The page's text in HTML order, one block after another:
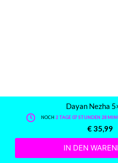
Dayan Nezha
NOCH 2 TAGE 07 STUNDEN 28
€ 35,99
IN DEN